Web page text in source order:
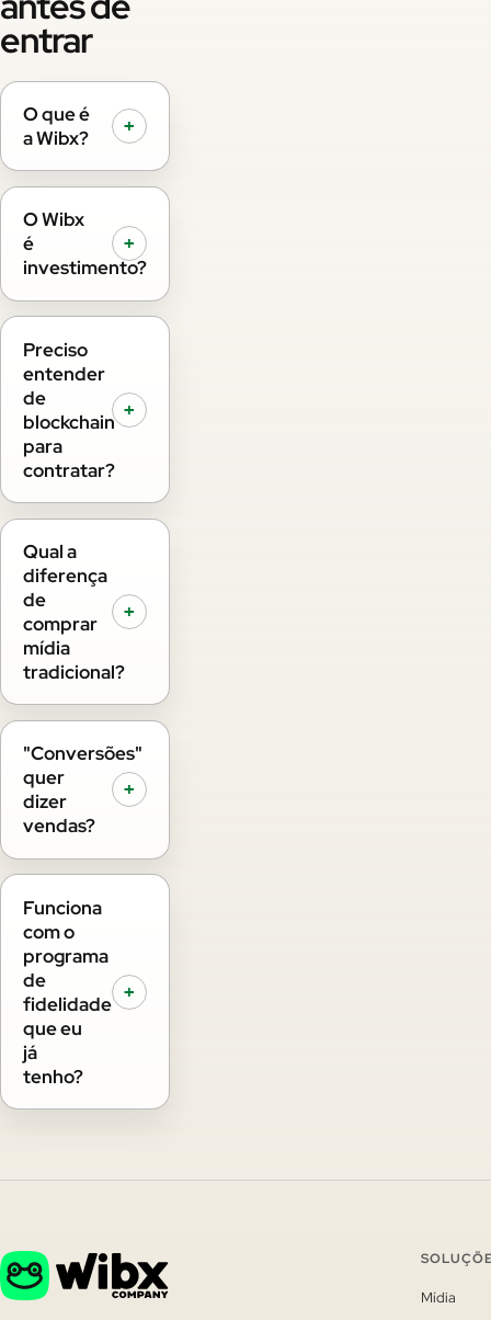
entrar
O que é
a Wibx?
+
O Wibx
é
investimento?
+
Preciso
entender
de
blockchain
para
contratar?
+
Qual a
diferença
de
comprar
mídia
tradicional?
+
"Conversões"
quer
dizer
vendas?
+
Funciona
com o
programa
de
fidelidade
que eu
já
tenho?
+
Mídia